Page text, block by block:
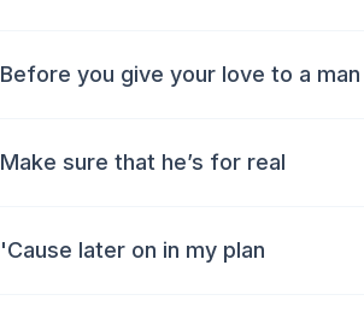
Before you give your love to a man
Make sure that he’s for real
'Cause later on in my plan